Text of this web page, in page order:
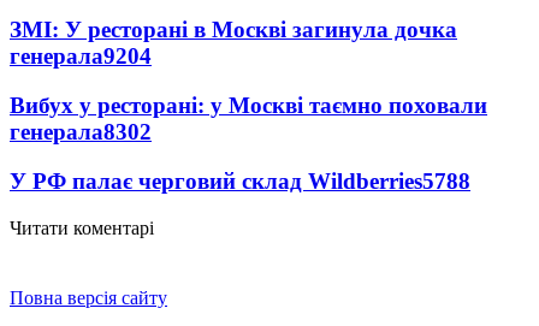
ЗМІ: У ресторані в Москві загинула дочка
генерала9204
Вибух у ресторані: у Москві таємно поховали
генерала8302
У РФ палає черговий склад Wildberries5788
Читати коментарі
Повна версія сайту